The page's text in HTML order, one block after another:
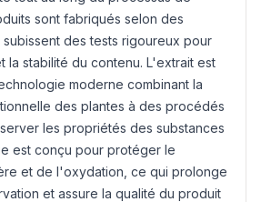
sont fabriqués selon des
des tests rigoureux pour
la stabilité du contenu. L'extrait est
moderne combinant la
des plantes à des procédés
les propriétés des substances
est conçu pour protéger le
et de l'oxydation, ce qui prolonge
et assure la qualité du produit